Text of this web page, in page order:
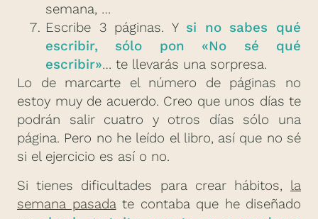
semana, …
Escribe 3 páginas. Y si no sabes qué
escribir, sólo pon «No sé qué
escribir»… te llevarás una sorpresa.
Lo de marcarte el número de páginas no
estoy muy de acuerdo. Creo que unos días te
podrán salir cuatro y otros días sólo una
página. Pero no he leído el libro, así que no sé
si el ejercicio es así o no.
Si tienes dificultades para crear hábitos, la
semana pasadate contaba que he diseñado